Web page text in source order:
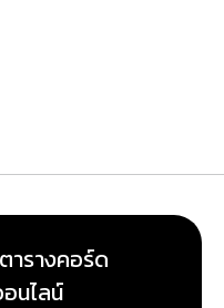
ารางคอร์ด
นไลน์